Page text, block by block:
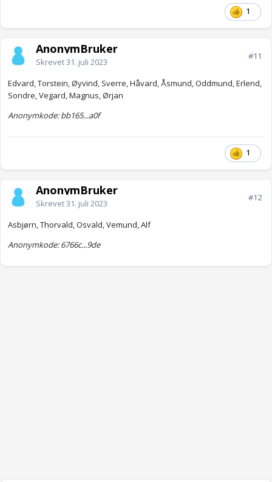
1
AnonymBruker
Skrevet31. juli 2023
#11
Edvard, Torstein, Øyvind, Sverre, Håvard, Åsmund, Oddmund, Erlend,
Sondre, Vegard, Magnus, Ørjan
Anonymkode: bb165...a0f
1
AnonymBruker
Skrevet31. juli 2023
#12
Asbjørn, Thorvald, Osvald, Vemund, Alf
Anonymkode: 6766c...9de